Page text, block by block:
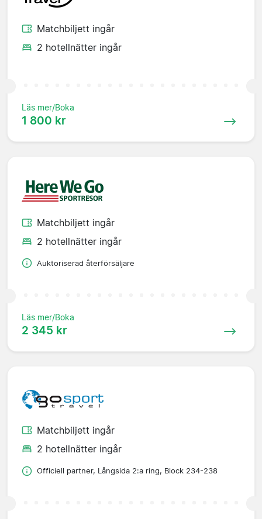
Matchbiljett ingår
2 hotellnätter ingår
Läs mer/Boka
1 800 kr
Matchbiljett ingår
2 hotellnätter ingår
Auktoriserad återförsäljare
Läs mer/Boka
2 345 kr
Matchbiljett ingår
2 hotellnätter ingår
Officiell partner, Långsida 2:a ring, Block 234-238